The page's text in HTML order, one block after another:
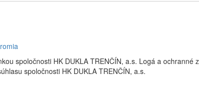
spoločnosti HK DUKLA TRENČÍN, a.s. Logá a ochranné
spoločnosti HK DUKLA TRENČÍN, a.s.